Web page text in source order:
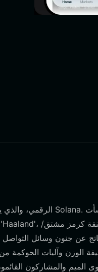
عن جنون وسائل
الوزن وآليات الحوكمة
الميم والمشاركون